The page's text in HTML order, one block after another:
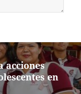
acciones
en